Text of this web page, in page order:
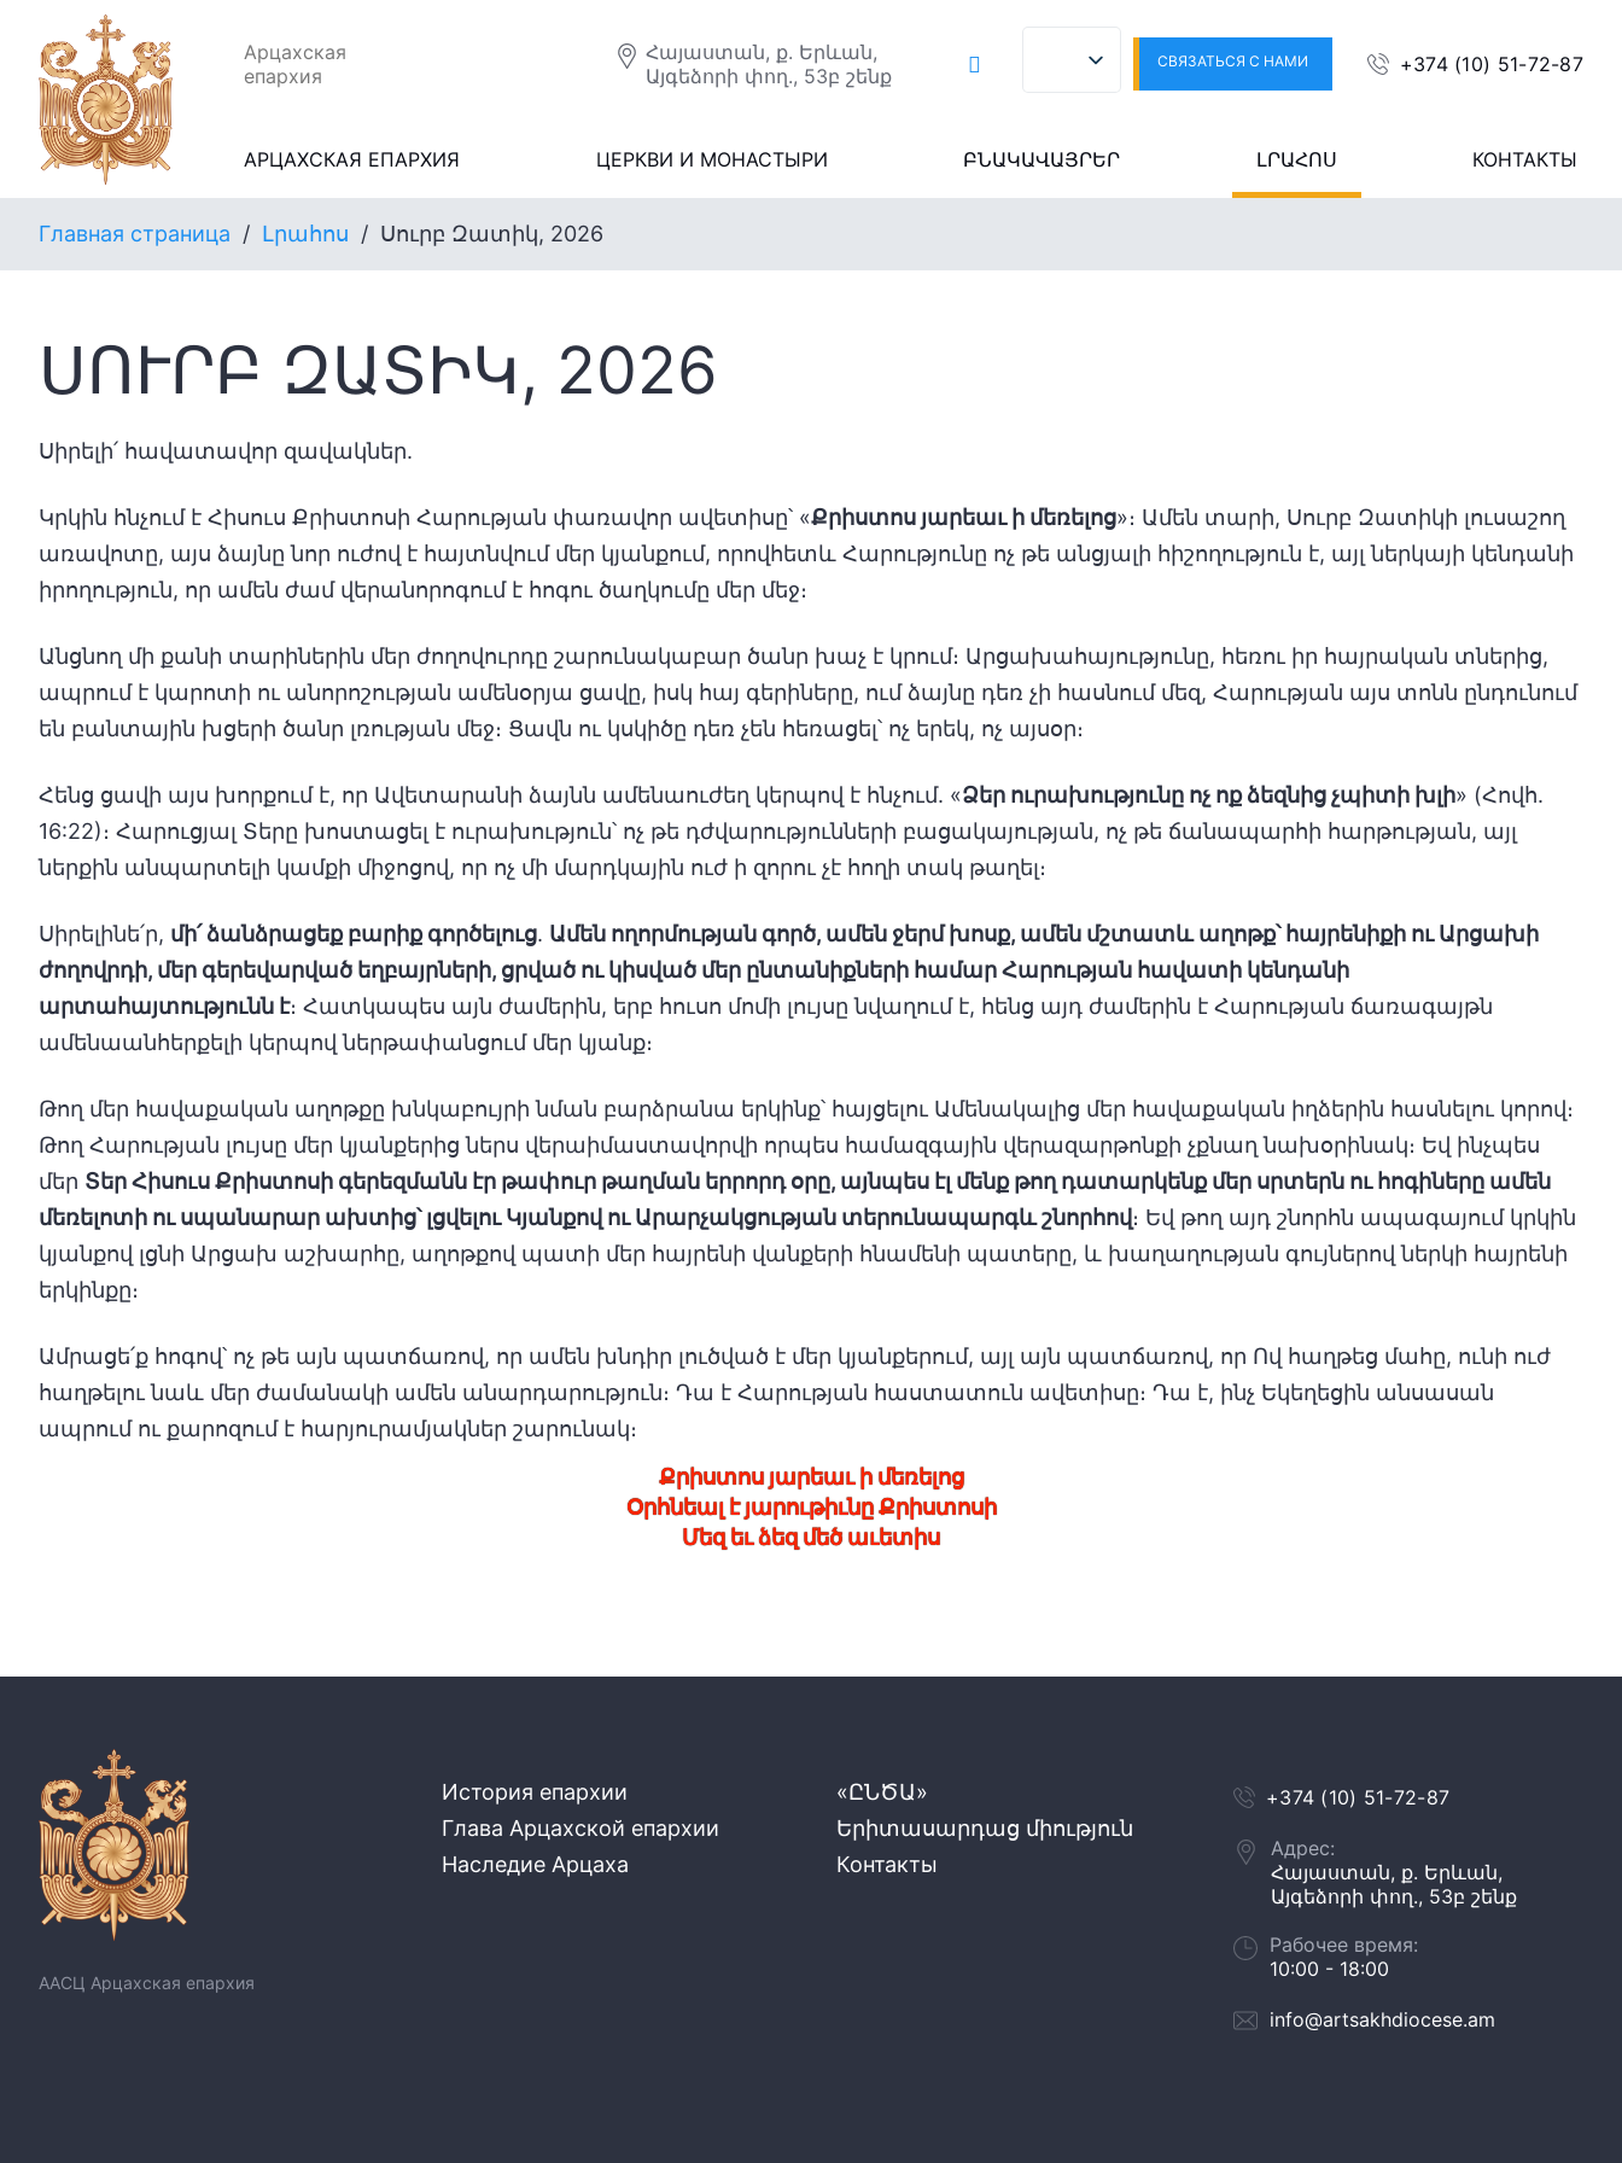
Арцахская
епархия
Հայաստան, ք. Երևան,
Այգեձորի փող., 53բ շենք
СВЯЗАТЬСЯ С НАМИ +374 (10) 51-72-87
АРЦАХСКАЯ ЕПАРХИЯ ЦЕРКВИ И МОНАСТЫРИ ԲՆԱԿԱՎԱՅՐԵՐ ԼՐԱՀՈՍ КОНТАКТЫ
Главная страница / Լրահոս / Սուրբ Զատիկ, 2026
ՍՈՒՐԲ ԶԱՏԻԿ, 2026
Սիրելի՛ հավատավոր զավակներ.
Կրկին հնչում է Հիսուս Քրիստոսի Հարության փառավոր ավետիսը՝ «Քրիստոս յարեաւ ի մեռելոց»։ Ամեն տարի, Սուրբ Զատիկի լուսաշող
առավոտը, այս ձայնը նոր ուժով է հայտնվում մեր կյանքում, որովհետև Հարությունը ոչ թե անցյալի հիշողություն է, այլ ներկայի կենդանի
իրողություն, որ ամեն ժամ վերանորոգում է հոգու ծաղկումը մեր մեջ։
Անցնող մի քանի տարիներին մեր ժողովուրդը շարունակաբար ծանր խաչ է կրում։ Արցախահայությունը, հեռու իր հայրական տներից,
ապրում է կարոտի ու անորոշության ամենօրյա ցավը, իսկ հայ գերիները, ում ձայնը դեռ չի հասնում մեզ, Հարության այս տոնն ընդունում
են բանտային խցերի ծանր լռության մեջ։ Ցավն ու կսկիծը դեռ չեն հեռացել՝ ոչ երեկ, ոչ այսօր։
Հենց ցավի այս խորքում է, որ Ավետարանի ձայնն ամենաուժեղ կերպով է հնչում. «Ձեր ուրախությունը ոչ ոք ձեզնից չպիտի խլի» (Հովհ.
16:22)։ Հարուցյալ Տերը խոստացել է ուրախություն՝ ոչ թե դժվարությունների բացակայության, ոչ թե ճանապարհի հարթության, այլ
ներքին անպարտելի կամքի միջոցով, որ ոչ մի մարդկային ուժ ի զորու չէ հողի տակ թաղել։
Սիրելինե՛ր, մի՛ ձանձրացեք բարիք գործելուց. Ամեն ողորմության գործ, ամեն ջերմ խոսք, ամեն մշտատև աղոթք՝ հայրենիքի ու Արցախի
ժողովրդի, մեր գերեվարված եղբայրների, ցրված ու կիսված մեր ընտանիքների համար Հարության հավատի կենդանի
արտահայտությունն է։ Հատկապես այն ժամերին, երբ հուսո մոմի լույսը նվաղում է, հենց այդ ժամերին է Հարության ճառագայթն
ամենաանհերքելի կերպով ներթափանցում մեր կյանք։
Թող մեր հավաքական աղոթքը խնկաբույրի նման բարձրանա երկինք՝ հայցելու Ամենակալից մեր հավաքական իղձերին հասնելու կորով։
Թող Հարության լույսը մեր կյանքերից ներս վերաիմաստավորվի որպես համազգային վերազարթոնքի չքնաղ նախօրինակ։ Եվ ինչպես
մեր Տեր Հիսուս Քրիստոսի գերեզմանն էր թափուր թաղման երրորդ օրը, այնպես էլ մենք թող դատարկենք մեր սրտերն ու հոգիները ամեն
մեռելոտի ու սպանարար ախտից՝ լցվելու Կյանքով ու Արարչակցության տերունապարգև շնորհով։ Եվ թող այդ շնորհն ապագայում կրկին
կյանքով լցնի Արցախ աշխարհը, աղոթքով պատի մեր հայրենի վանքերի հնամենի պատերը, և խաղաղության գույներով ներկի հայրենի
երկինքը։
Ամրացե՛ք հոգով՝ ոչ թե այն պատճառով, որ ամեն խնդիր լուծված է մեր կյանքերում, այլ այն պատճառով, որ Ով հաղթեց մահը, ունի ուժ
հաղթելու նաև մեր ժամանակի ամեն անարդարություն։ Դա է Հարության հաստատուն ավետիսը։ Դա է, ինչ Եկեղեցին անսասան
ապրում ու քարոզում է հարյուրամյակներ շարունակ։
Քրիստոս յարեաւ ի մեռելոց
Օրհնեալ է յարութիւնը Քրիստոսի
Մեզ եւ ձեզ մեծ աւետիս
ААСЦ Арцахская епархия
История епархии
Глава Арцахской епархии
Наследие Арцаха
«ԸՆԾԱ»
Երիտասարդաց միություն
Контакты
+374 (10) 51-72-87
Адрес:
Հայաստան, ք. Երևան,
Այգեձորի փող., 53բ շենք
Рабочее время:
10:00 - 18:00
info@artsakhdiocese.am